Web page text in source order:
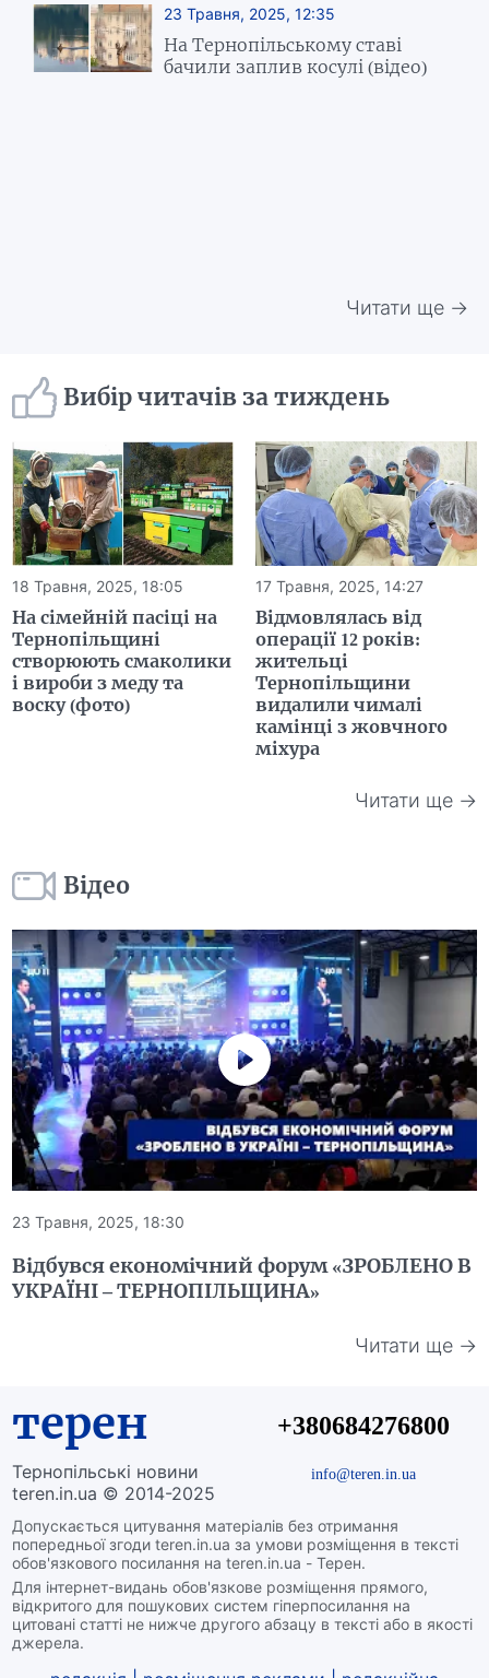
23 Травня, 2025, 12:35
На Тернопільському ставі
бачили заплив косулі (відео)
Читати ще →
Вибір читачів за тиждень
18 Травня, 2025, 18:05
На сімейній пасіці на
Тернопільщині
створюють смаколики
і вироби з меду та
воску (фото)
17 Травня, 2025, 14:27
Відмовлялась від
операції 12 років:
жительці
Тернопільщини
видалили чималі
камінці з жовчного
міхура
Читати ще →
Відео
23 Травня, 2025, 18:30
Відбувся економічний форум «ЗРОБЛЕНО В
УКРАЇНІ – ТЕРНОПІЛЬЩИНА»
Читати ще →
терен
Тернопільські новини
teren.in.ua © 2014-2025
Допускається цитування матеріалів без отримання
попередньої згоди teren.in.ua за умови розміщення в тексті
обов'язкового посилання на teren.in.ua - Терен.
Для інтернет-видань обов'язкове розміщення прямого,
відкритого для пошукових систем гіперпосилання на
цитовані статті не нижче другого абзацу в тексті або в якості
джерела.
+380684276800
info@teren.in.ua